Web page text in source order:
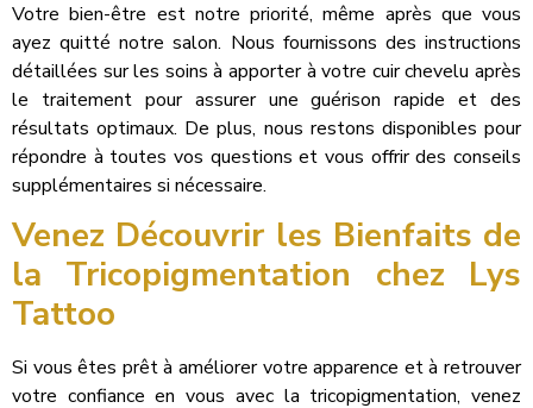
Votre bien-être est notre priorité, même après que vous
ayez quitté notre salon. Nous fournissons des instructions
détaillées sur les soins à apporter à votre cuir chevelu après
le traitement pour assurer une guérison rapide et des
résultats optimaux. De plus, nous restons disponibles pour
répondre à toutes vos questions et vous offrir des conseils
supplémentaires si nécessaire.
Venez Découvrir les Bienfaits de
la Tricopigmentation chez Lys
Tattoo
Si vous êtes prêt à améliorer votre apparence et à retrouver
votre confiance en vous avec la tricopigmentation, venez